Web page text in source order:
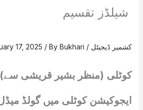
شیلڈز تقسیم
کشمیر ڈیجیٹل /
17, 2025 / ByBukhari
کوٹلی (منظر بشیر قریشی
ایجوکیشن کوٹلی میں گولڈ میڈل